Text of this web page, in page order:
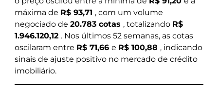
máxima de R$ 93,71 , com um volume
negociado de 20.783 cotas , totalizando R$
1.946.120,12 . Nos últimos 52 semanas, as cotas
oscilaram entre R$ 71,66 e R$ 100,88 , indicando
sinais de ajuste positivo no mercado de crédito
imobiliário.